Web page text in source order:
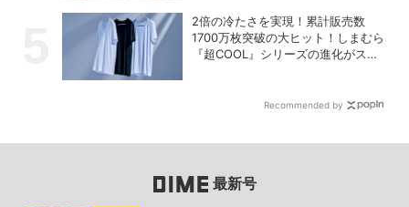
2倍の冷たさを実現！累計販売数
1700万枚突破の大ヒット！しまむら
『超COOL』シリーズの進化がスゴ
Recommended by
最新号